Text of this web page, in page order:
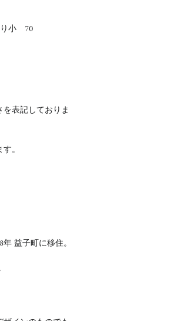
小 70
表記しておりま
。
益子町に移住。